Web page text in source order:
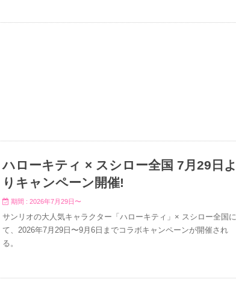
ハローキティ × スシロー全国 7月29日よ
りキャンペーン開催!
期間 : 2026年7月29日〜
サンリオの大人気キャラクター「ハローキティ」× スシロー全国に
て、2026年7月29日〜9月6日までコラボキャンペーンが開催され
る。